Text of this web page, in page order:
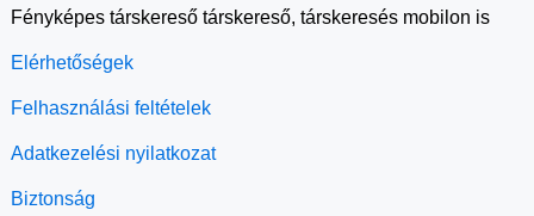
Fényképes társkereső társkereső, társkeresés mobilon is
Elérhetőségek
Felhasználási feltételek
Adatkezelési nyilatkozat
Biztonság